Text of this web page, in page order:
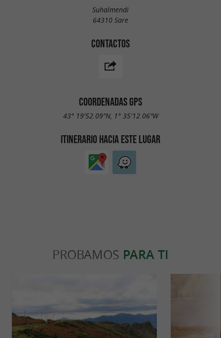
Suhalmendi
64310 Sare
CONTACTOS
COORDENADAS GPS
43° 19'52.09"N, 1° 35'12.06"W
ITINERARIO HACIA ESTE LUGAR
PROBAMOS PARA TI